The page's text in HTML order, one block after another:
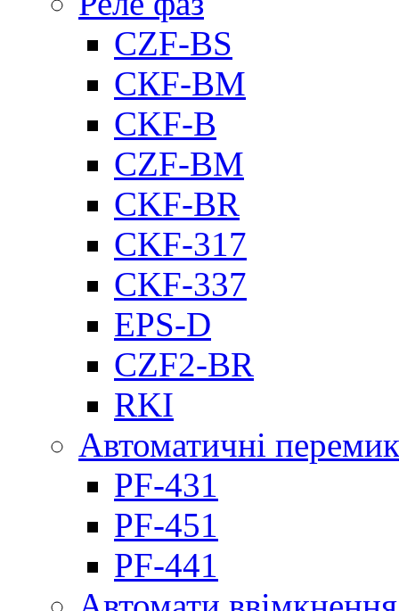
CZF-BS
CКF-BM
CKF-B
CZF-BM
CKF-BR
CKF-317
CKF-337
EPS-D
CZF2-BR
RKI
Автоматичні
PF-431
PF-451
PF-441